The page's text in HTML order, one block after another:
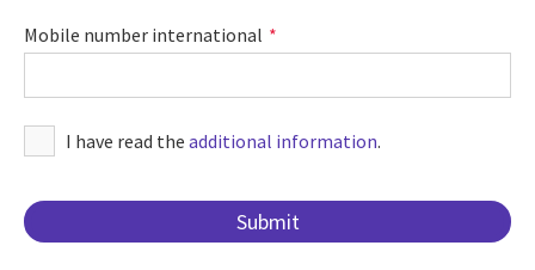
Mobile number international
I have read the additional information.